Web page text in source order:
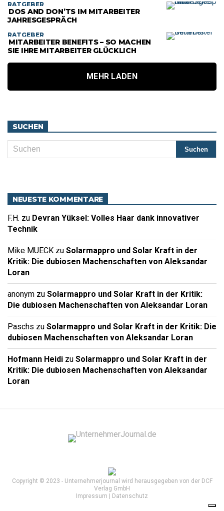
RATGEBER
DOS AND DON’TS IM MITARBEITER
JAHRESGESPRÄCH
RATGEBER
MITARBEITER BENEFITS – SO MACHEN
SIE IHRE MITARBEITER GLÜCKLICH
MEHR LADEN
SUCHEN
NEUESTE KOMMENTARE
F.H. zu Devran Yüksel: Volles Haar dank innovativer
Technik
Mike MUECK zu Solarmappro und Solar Kraft in der
Kritik: Die dubiosen Machenschaften von Aleksandar
Loran
anonym zu Solarmappro und Solar Kraft in der Kritik:
Die dubiosen Machenschaften von Aleksandar Loran
Paschs zu Solarmappro und Solar Kraft in der Kritik: Die
dubiosen Machenschaften von Aleksandar Loran
Hofmann Heidi zu Solarmappro und Solar Kraft in der
Kritik: Die dubiosen Machenschaften von Aleksandar
Loran
Copyright © 2023 - Unternehmerjournal wird herausgegeben von der DCF
Verlag GmbH
Impressum
Datenschutz